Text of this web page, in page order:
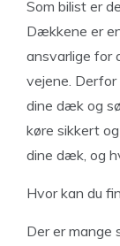
Som bilist er
Dækkene er
ansvarlige for
vejene.
dine dæk og
køre sikkert
dine dæk, og
Hvor kan du
Der er mange